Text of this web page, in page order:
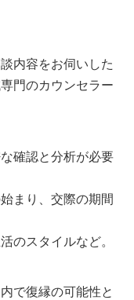
内容をお伺いした
門のカウンセラー
確認と分析が必要
まり、交際の期間
のスタイルなど。
で復縁の可能性と